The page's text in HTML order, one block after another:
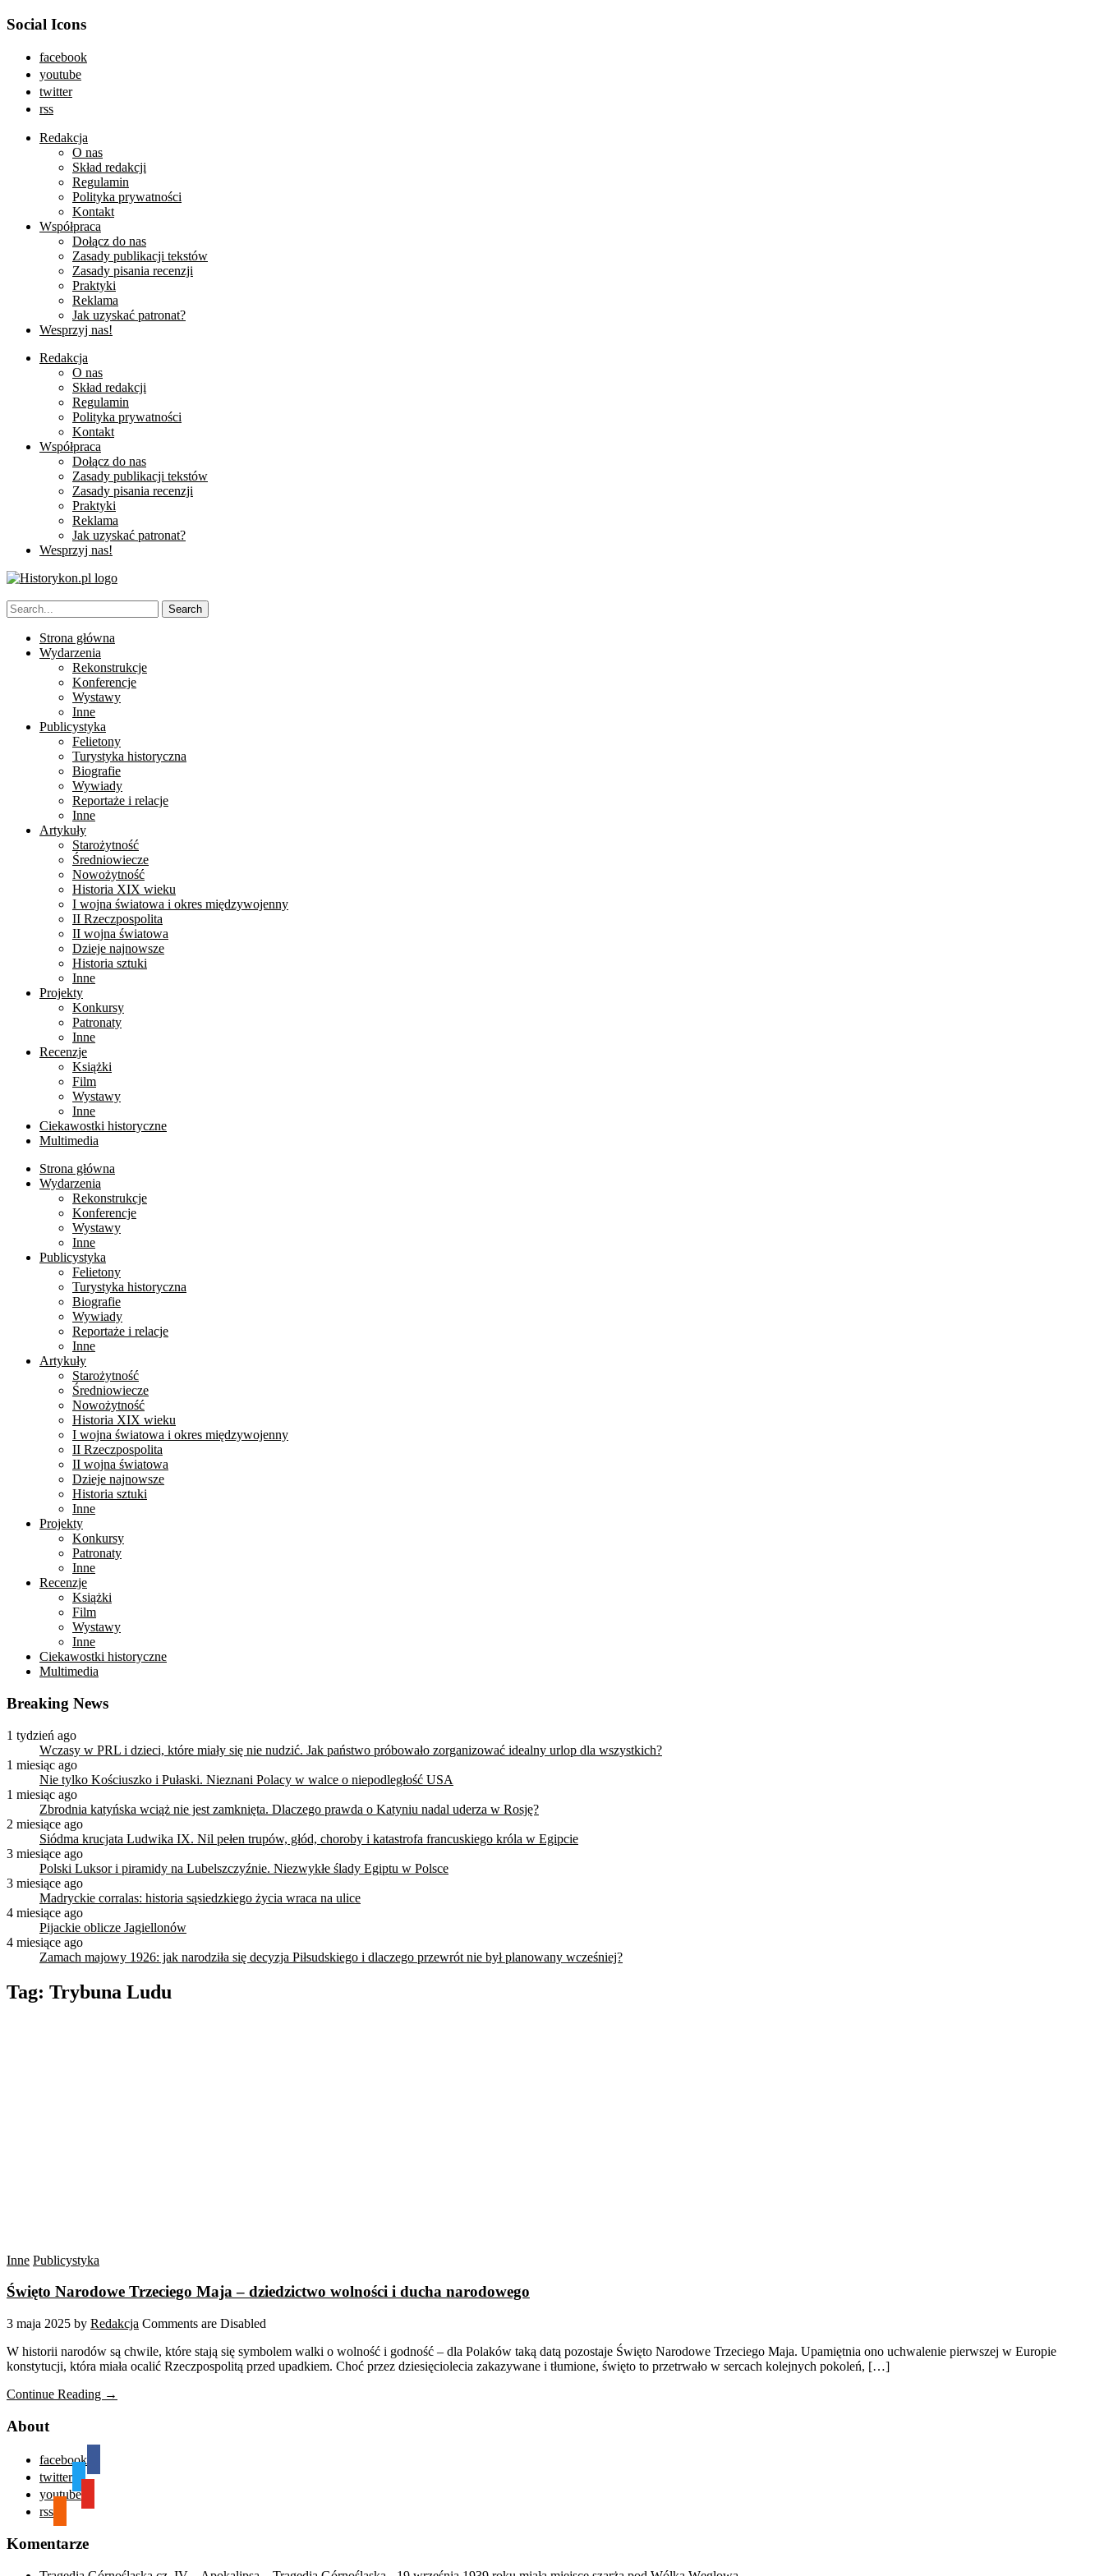
Social Icons
facebook
youtube
twitter
rss
Redakcja
O nas
Skład redakcji
Regulamin
Polityka prywatności
Kontakt
Współpraca
Dołącz do nas
Zasady publikacji tekstów
Zasady pisania recenzji
Praktyki
Reklama
Jak uzyskać patronat?
Wesprzyj nas!
Redakcja
O nas
Skład redakcji
Regulamin
Polityka prywatności
Kontakt
Współpraca
Dołącz do nas
Zasady publikacji tekstów
Zasady pisania recenzji
Praktyki
Reklama
Jak uzyskać patronat?
Wesprzyj nas!
Strona główna
Wydarzenia
Rekonstrukcje
Konferencje
Wystawy
Inne
Publicystyka
Felietony
Turystyka historyczna
Biografie
Wywiady
Reportaże i relacje
Inne
Artykuły
Starożytność
Średniowiecze
Nowożytność
Historia XIX wieku
I wojna światowa i okres międzywojenny
II Rzeczpospolita
II wojna światowa
Dzieje najnowsze
Historia sztuki
Inne
Projekty
Konkursy
Patronaty
Inne
Recenzje
Książki
Film
Wystawy
Inne
Ciekawostki historyczne
Multimedia
Strona główna
Wydarzenia
Rekonstrukcje
Konferencje
Wystawy
Inne
Publicystyka
Felietony
Turystyka historyczna
Biografie
Wywiady
Reportaże i relacje
Inne
Artykuły
Starożytność
Średniowiecze
Nowożytność
Historia XIX wieku
I wojna światowa i okres międzywojenny
II Rzeczpospolita
II wojna światowa
Dzieje najnowsze
Historia sztuki
Inne
Projekty
Konkursy
Patronaty
Inne
Recenzje
Książki
Film
Wystawy
Inne
Ciekawostki historyczne
Multimedia
Breaking News
1 tydzień ago
Wczasy w PRL i dzieci, które miały się nie nudzić. Jak państwo próbowało zorganizować idealny urlop dla wszystkich?
1 miesiąc ago
Nie tylko Kościuszko i Pułaski. Nieznani Polacy w walce o niepodległość USA
1 miesiąc ago
Zbrodnia katyńska wciąż nie jest zamknięta. Dlaczego prawda o Katyniu nadal uderza w Rosję?
2 miesiące ago
Siódma krucjata Ludwika IX. Nil pełen trupów, głód, choroby i katastrofa francuskiego króla w Egipcie
3 miesiące ago
Polski Luksor i piramidy na Lubelszczyźnie. Niezwykłe ślady Egiptu w Polsce
3 miesiące ago
Madryckie corralas: historia sąsiedzkiego życia wraca na ulice
4 miesiące ago
Pijackie oblicze Jagiellonów
4 miesiące ago
Zamach majowy 1926: jak narodziła się decyzja Piłsudskiego i dlaczego przewrót nie był planowany wcześniej?
Tag: Trybuna Ludu
Inne Publicystyka
Święto Narodowe Trzeciego Maja – dziedzictwo wolności i ducha narodowego
3 maja 2025 by Redakcja Comments are Disabled
W historii narodów są chwile, które stają się symbolem walki o wolność i godność – dla Polaków taką datą pozostaje Święto Narodowe Trzeciego Maja. Upamiętnia ono uchwalenie pierwszej w Europie
konstytucji, która miała ocalić Rzeczpospolitą przed upadkiem. Choć przez dziesięciolecia zakazywane i tłumione, święto to przetrwało w sercach kolejnych pokoleń, […]
Continue Reading →
About
facebook
twitter
youtube
rss
Komentarze